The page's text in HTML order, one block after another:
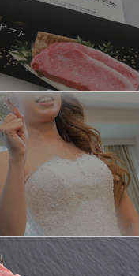
[家庭用] A5等級神戸牛
シャトーブリアンステー
キ 150ｇ(1枚)
神戸牛ギフトセット 1万
5千円 焼肉（肩ロース・
プレミアムもも）650g
神戸牛カタログギフト
１万円
神戸牛 食べ比べお重 二
段
神戸牛目録 選べるセッ
ト １万円 2個セット